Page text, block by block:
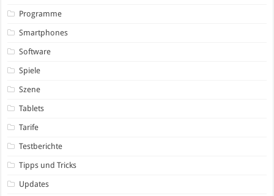
Programme
Smartphones
Software
Spiele
Szene
Tablets
Tarife
Testberichte
Tipps und Tricks
Updates